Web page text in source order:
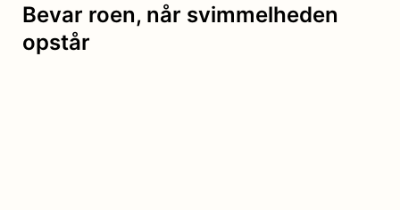
Bevar roen, når svimmelheden
opstår